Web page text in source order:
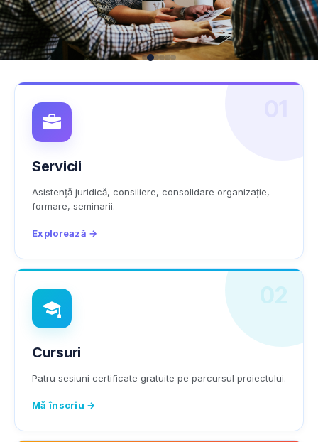
Servicii
Asistență juridică, consiliere, consolidare organizație,
formare, seminarii.
Explorează →
02
Cursuri
Patru sesiuni certificate gratuite pe parcursul proiectului.
Mă înscriu →